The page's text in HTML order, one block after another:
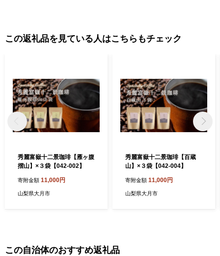
この返礼品を見ている人はこちらもチェック
秀麗富嶽十二景珈琲【雁ヶ腹
摺山】×３袋【042-002】
寄附金額 11,000円
山梨県大月市
秀麗富嶽十二景珈琲【百蔵
山】×３袋【042-004】
寄附金額 11,000円
山梨県大月市
この自治体のおすすめ返礼品